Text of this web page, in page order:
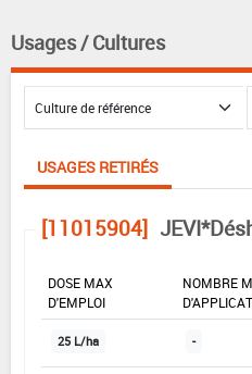
Usages / Cultures
USAGES RETIRÉS
[11015904]
DOSE MAX
D'EMPLOI
NOMBRE
25 L/ha -